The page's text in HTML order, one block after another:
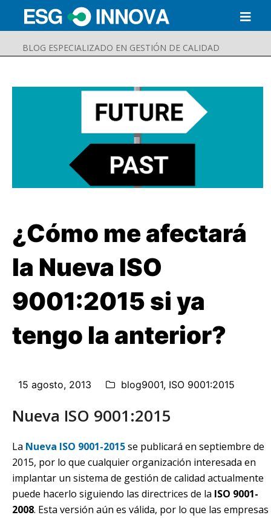
BLOG ESPECIALIZADO EN GESTIÓN DE CALIDAD
Buscar Enviar
¿Cómo me afectará
la Nueva ISO
9001:2015 si ya
tengo la anterior?
15 agosto, 2013 blog9001, ISO 9001:2015
Nueva ISO 9001:2015
La Nueva ISO 9001-2015se publicará en septiembre de
2015, por lo que cualquier organización interesada en
implantar un sistema de gestión de calidad actualmente
puede hacerlo siguiendo las directrices de la ISO 9001-
2008. Esta versión aún es válida, por lo que las empresas